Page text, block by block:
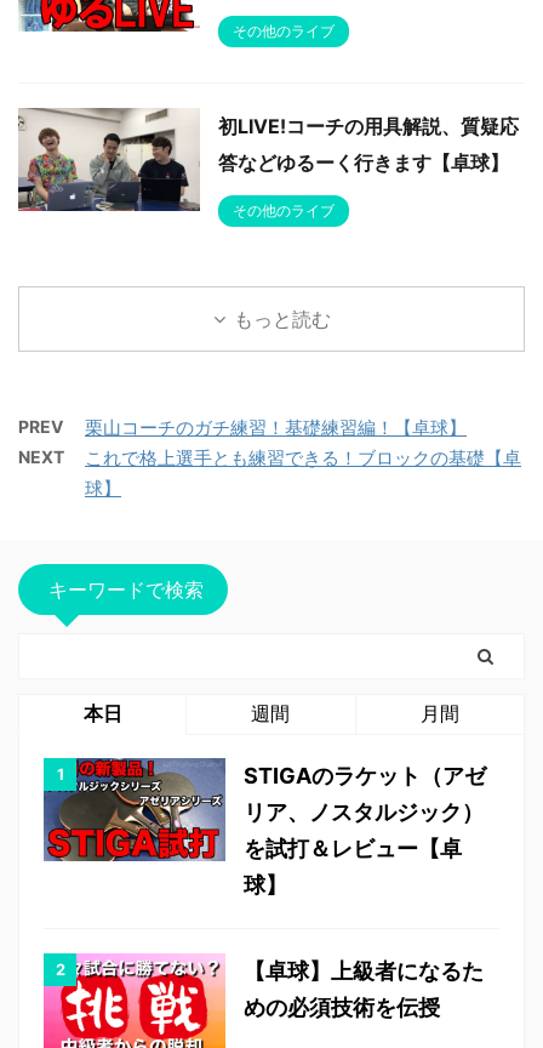
その他のライブ
初LIVE!コーチの用具解説、質疑応
答などゆるーく行きます【卓球】
その他のライブ
もっと読む
PREV 栗山コーチのガチ練習！基礎練習編！【卓球】
NEXT
これで格上選手とも練習できる！ブロックの基礎【卓
球】
キーワードで検索
本日 週間 月間
STIGAのラケット（アゼ
リア、ノスタルジック）
を試打＆レビュー【卓
球】
【卓球】上級者になるた
めの必須技術を伝授